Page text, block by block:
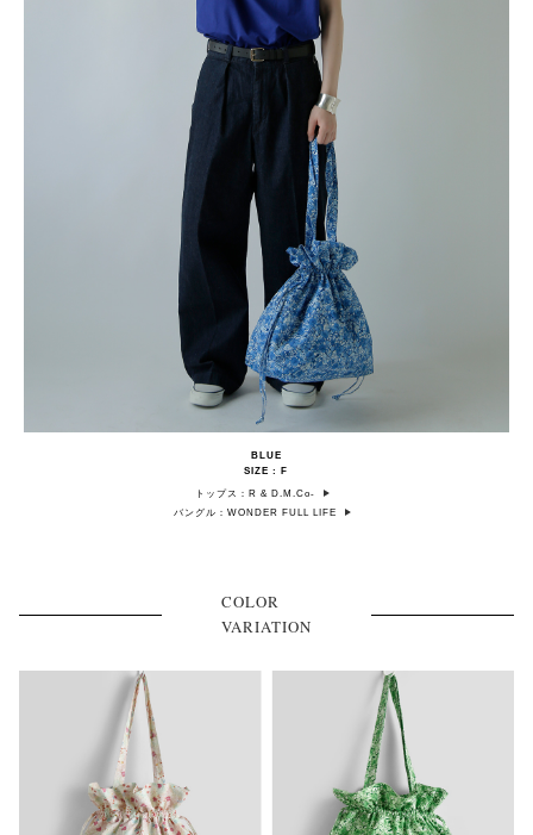
BLUE
SIZE : F
トップス：R & D.M.Co-
バングル：WONDER FULL LIFE
COLOR
VARIATION